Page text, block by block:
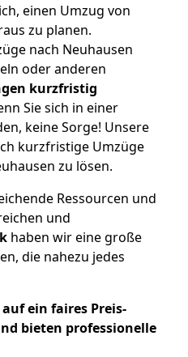
einen Umzug von
zu planen.
nach Neuhausen
oder anderen
kurzfristig
Sie sich in einer
keine Sorge! Unsere
kurzfristige Umzüge
zu lösen.
Ressourcen und
und
haben wir eine große
die nahezu jedes
ein faires Preis-
bieten professionelle